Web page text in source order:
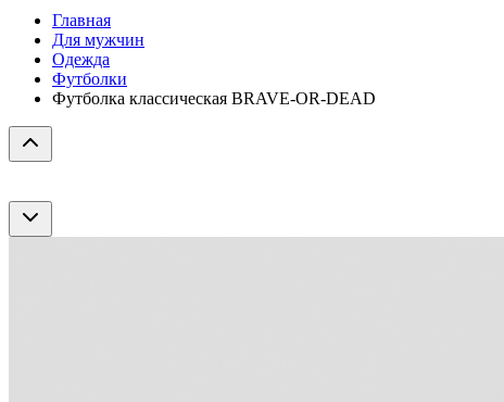
Главная
Для мужчин
Одежда
Футболки
Футболка классическая BRAVE-OR-DEAD